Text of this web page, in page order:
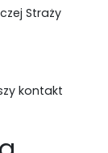
Straży
kontakt